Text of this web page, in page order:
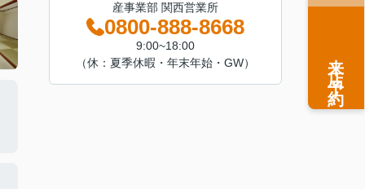
産事業部 関西営業所
0800-888-8668
9:00~18:00
（休：夏季休暇・年末年始・GW）
来店予約